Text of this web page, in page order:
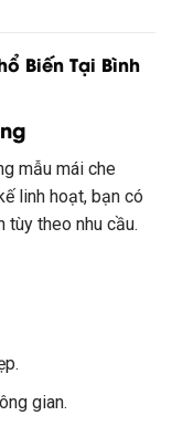
Biến Tại Bình
mẫu mái che
linh hoạt, bạn có
tùy theo nhu cầu.
gian.